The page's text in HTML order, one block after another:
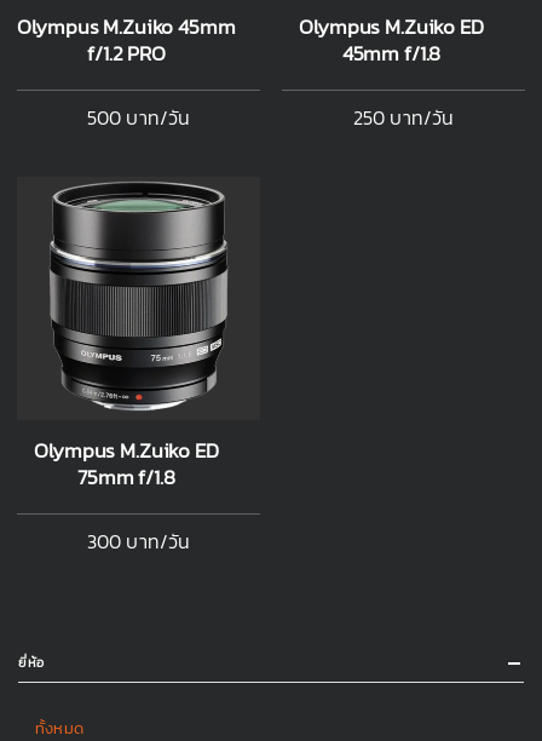
Olympus M.Zuiko 45mm
f/1.2 PRO
500 บาท/วัน
Olympus M.Zuiko ED
45mm f/1.8
250 บาท/วัน
Olympus M.Zuiko ED
75mm f/1.8
300 บาท/วัน
ยี่ห้อ
ทั้งหมด